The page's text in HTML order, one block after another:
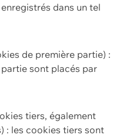
dans un tel
de première partie) :
sont placés par
tiers, également
: les cookies tiers sont